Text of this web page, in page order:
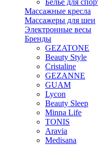
Белье для
Массажные кресла
Массажеры для шеи
Электронные весы
Бренды
GEZATONE
Beauty Style
Cristaline
GEZANNE
GUAM
Lycon
Beauty Sleep
Minna Life
TONIS
Aravia
Medisana